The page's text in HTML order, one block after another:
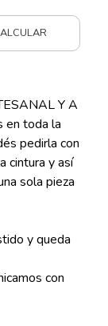
Y A
en toda la
pedirla con
cintura y así
sola pieza
y queda
con